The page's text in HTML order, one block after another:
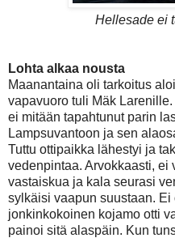
Hellesade ei
Lohta alkaa nousta
Maanantaina oli tarkoitus
vapavuoro tuli Mäk
ei mitään tapahtunut parin
Lampsuvantoon ja sen
Tuttu ottipaikka lähestyi ja
vedenpintaa. Arvokkaasti, ei
vastaiskua ja kala seurasi
sylkäisi vaapun suustaan.
jonkinkokoinen kojamo otti
painoi sitä alaspäin. Kun